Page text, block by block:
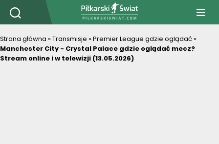
PiłkarskiSwiat.com
Strona główna »Transmisje »Premier League gdzie oglądać »
Manchester City - Crystal Palace gdzie oglądać mecz?
Stream online i w telewizji (13.05.2026)